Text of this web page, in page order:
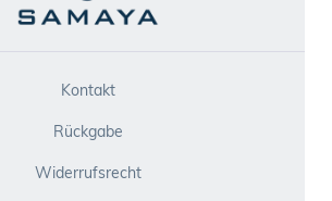
Kontakt
Rückgabe
Widerrufsrecht